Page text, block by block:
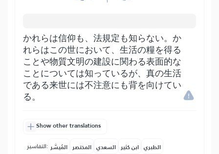
かれらは信仰も、法規定も知らない。か
れらはこの世において、生活の糧を得る
ことや物質文明の建設に関わる表面的な
ことについては知っているが、真の生活
である来世には不注意にも背を向けてい
る。
Show other translations
التفاسير: المُيسَّر المختصر السعدي ابن كثير الطبري